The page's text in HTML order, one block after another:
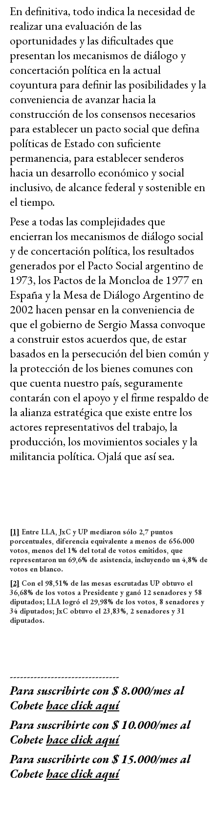
En definitiva, todo indica la necesidad de
realizar una evaluación de las
oportunidades y las dificultades que
presentan los mecanismos de diálogo y
concertación política en la actual
coyuntura para definir las posibilidades y la
conveniencia de avanzar hacia la
construcción de los consensos necesarios
para establecer un pacto social que defina
políticas de Estado con suficiente
permanencia, para establecer senderos
hacia un desarrollo económico y social
inclusivo, de alcance federal y sostenible en
el tiempo.
Pese a todas las complejidades que
encierran los mecanismos de diálogo social
y de concertación política, los resultados
generados por el Pacto Social argentino de
1973, los Pactos de la Moncloa de 1977 en
España y la Mesa de Diálogo Argentino de
2002 hacen pensar en la conveniencia de
que el gobierno de Sergio Massa convoque
a construir estos acuerdos que, de estar
basados en la persecución del bien común y
la protección de los bienes comunes con
que cuenta nuestro país, seguramente
contarán con el apoyo y el firme respaldo de
la alianza estratégica que existe entre los
actores representativos del trabajo, la
producción, los movimientos sociales y la
militancia política. Ojalá que así sea.
[1] Entre LLA, JxC y UP mediaron sólo 2,7 puntos
porcentuales, diferencia equivalente a menos de 656.000
votos, menos del 1% del total de votos emitidos, que
representaron un 69,6% de asistencia, incluyendo un 4,8% de
votos en blanco.
[2] Con el 98,51% de las mesas escrutadas UP obtuvo el
36,68% de los votos a Presidente y ganó 12 senadores y 58
diputados; LLA logró el 29,98% de los votos, 8 senadores y
34 diputados; JxC obtuvo el 23,83%, 2 senadores y 31
diputados.
--------------------------------
Para suscribirte con $ 8.000/mes al
Cohetehace click aquí
Para suscribirte con $ 10.000/mes al
Cohetehace click aquí
Para suscribirte con $ 15.000/mes al
Cohetehace click aquí